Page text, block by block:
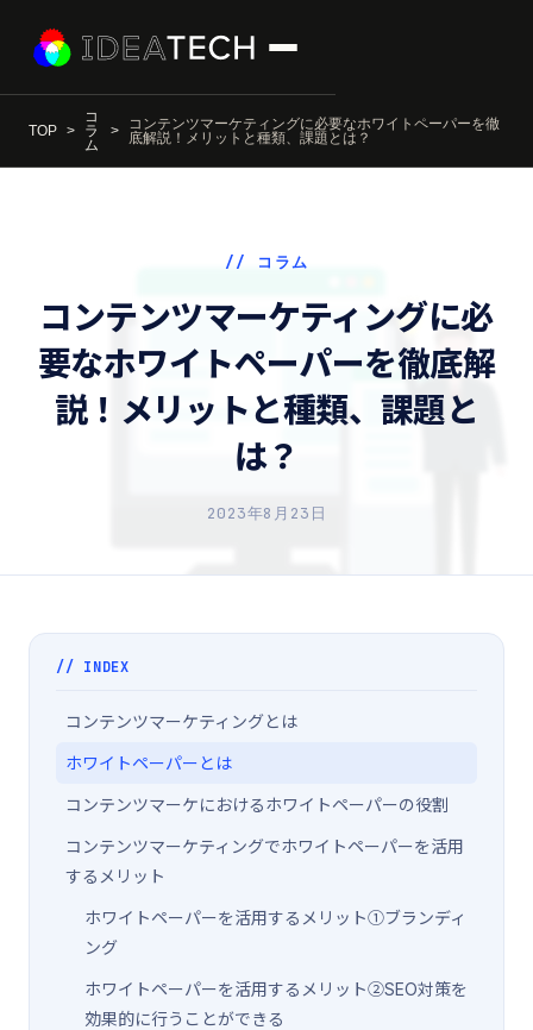
TOP
コ
ラ
ム
コンテンツマーケティングに必要なホワイトペーパーを徹
底解説！メリットと種類、課題とは？
// コラム
コンテンツマーケティングに必
要なホワイトペーパーを徹底解
説！メリットと種類、課題と
は？
2023年8月23日
// INDEX
コンテンツマーケティングとは
ホワイトペーパーとは
コンテンツマーケにおけるホワイトペーパーの役割
コンテンツマーケティングでホワイトペーパーを活用
するメリット
ホワイトペーパーを活用するメリット①ブランディ
ング
ホワイトペーパーを活用するメリット②SEO対策を
効果的に行うことができる